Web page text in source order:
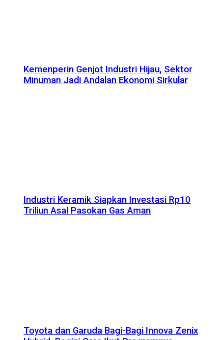
Kemenperin Genjot Industri Hijau, Sektor
Minuman Jadi Andalan Ekonomi Sirkular
Industri Keramik Siapkan Investasi Rp10
Triliun Asal Pasokan Gas Aman
Toyota dan Garuda Bagi-Bagi Innova Zenix